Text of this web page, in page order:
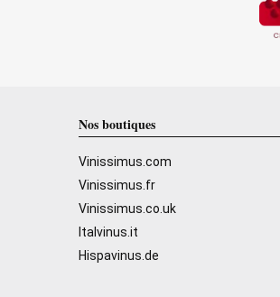
Nos boutiques
Vinissimus.com
Vinissimus.fr
Vinissimus.co.uk
Italvinus.it
Hispavinus.de